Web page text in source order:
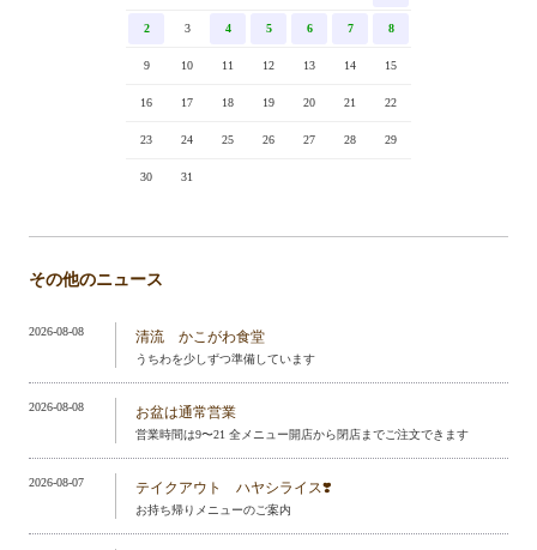
2 3 4 5 6 7 8
9 10 11 12 13 14 15
16 17 18 19 20 21 22
23 24 25 26 27 28 29
30 31
その他のニュース
2026-08-08 清流 かこがわ食堂
うちわを少しずつ準備しています
2026-08-08 お盆は通常営業
営業時間は9〜21 全メニュー開店から閉店までご注文できます
2026-08-07 テイクアウト ハヤシライス❣️
お持ち帰りメニューのご案内